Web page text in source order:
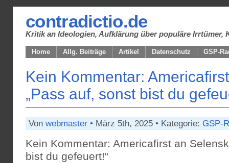
contradictio.de
Kritik an Ideologien, Aufklärung über populäre Irrtümer,
Home Allg. Beiträge Artikel Datenschutz GSP-
Kein Kommentar:
„Pass auf, sonst bist du
Von webmaster • März 5th, 2025 • Kategorie: GSP-
Kein Kommentar: Americafirst an
bist du gefeuert!“